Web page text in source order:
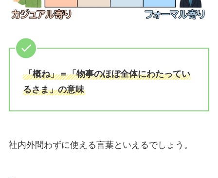
「概ね」＝「物事のほぼ全体にわたってい
るさま」の意味
社内外問わずに使える言葉といえるでしょう。